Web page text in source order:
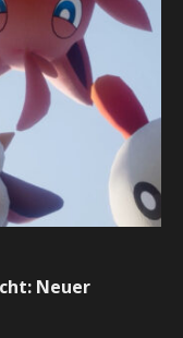
Neuer